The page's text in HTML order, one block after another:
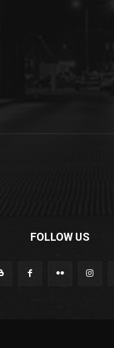
FOLLOW US